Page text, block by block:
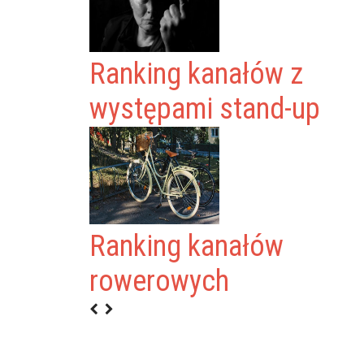
Ranking kanałów z
występami stand-up
Ranking kanałów
rowerowych